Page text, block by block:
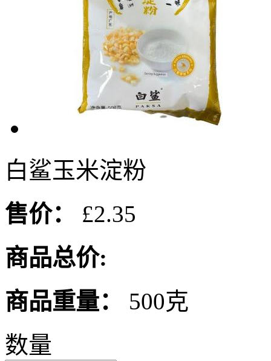
白鲨玉米淀粉
售价：
£2.35
商品总价:
商品重量：
500克
数量